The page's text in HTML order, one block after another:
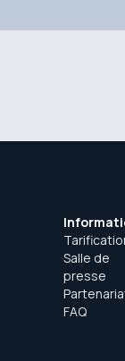
Salle de
presse
FAQ